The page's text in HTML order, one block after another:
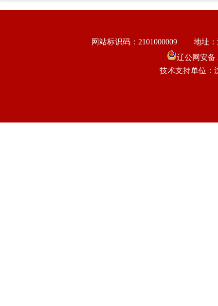
网站标识码：2101000009
地址
辽公网安备
技术支持单位：